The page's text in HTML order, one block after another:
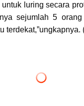
luring secara
sejumlah 5
terdekat,”ungkapnya.